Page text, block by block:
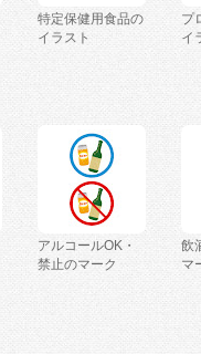
特定保健用食品の
イラスト
プ
イ
アルコールOK・
禁止のマーク
飲
マ